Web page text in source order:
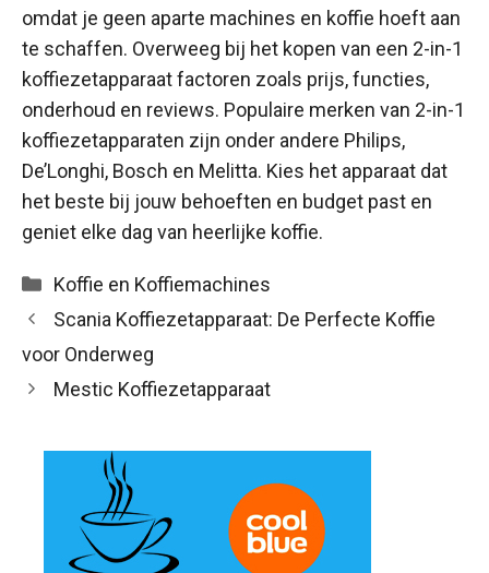
omdat je geen aparte machines en koffie hoeft aan
te schaffen. Overweeg bij het kopen van een 2-in-1
koffiezetapparaat factoren zoals prijs, functies,
onderhoud en reviews. Populaire merken van 2-in-1
koffiezetapparaten zijn onder andere Philips,
De’Longhi, Bosch en Melitta. Kies het apparaat dat
het beste bij jouw behoeften en budget past en
geniet elke dag van heerlijke koffie.
Categorieën
Koffie en Koffiemachines
Scania Koffiezetapparaat: De Perfecte Koffie
voor Onderweg
Mestic Koffiezetapparaat